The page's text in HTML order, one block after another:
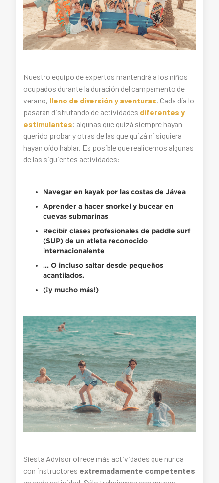
Nuestro equipo de expertos mantendrá a los niños
ocupados durante la duración del campamento de
verano, lleno de diversión y aventuras. Cada día lo
pasarán disfrutando de actividades diferentes y
estimulantes; algunas que quizá siempre hayan
querido probar y otras de las que quizá ni siquiera
hayan oído hablar. Es posible que realicemos algunas
de las siguientes actividades:
Navegar en kayak por las costas de Jávea
Aprender a hacersnorkel y bucearen
cuevas submarinas
Recibir clases profesionales de paddle surf
(SUP) de un atleta reconocido
internacionalente
... O incluso saltar desde pequeños
acantilados.
(¡y mucho más!)
Siesta Advisor ofrece más actividades que nunca
con instructores extremadamente competentes